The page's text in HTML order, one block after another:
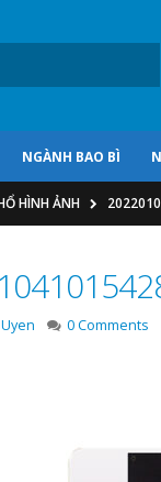
NGÀNH BAO BÌ
HÌNH ẢNH
0 Comments